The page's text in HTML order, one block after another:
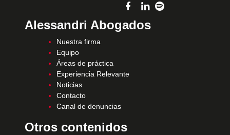
Alessandri Abogados
Nuestra firma
Equipo
Áreas de práctica
Experiencia Relevante
Noticias
Contacto
Canal de denuncias
Otros contenidos